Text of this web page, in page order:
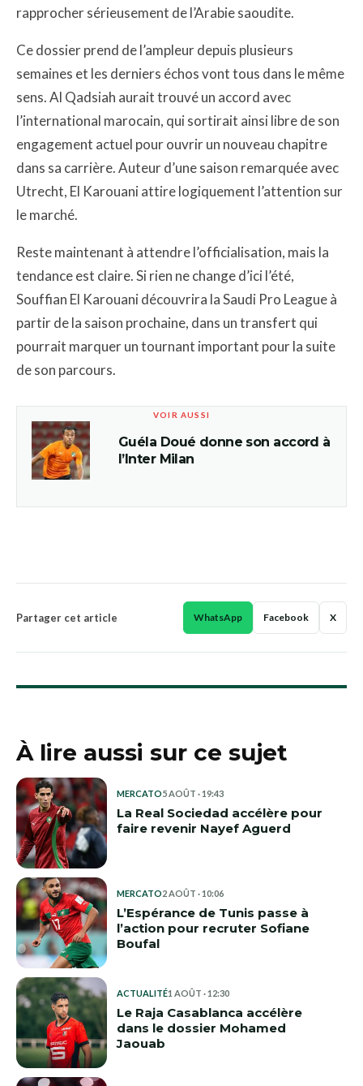
rapprocher sérieusement de l’Arabie saoudite.
Ce dossier prend de l’ampleur depuis plusieurs
semaines et les derniers échos vont tous dans le même
sens. Al Qadsiah aurait trouvé un accord avec
l’international marocain, qui sortirait ainsi libre de son
engagement actuel pour ouvrir un nouveau chapitre
dans sa carrière. Auteur d’une saison remarquée avec
Utrecht, El Karouani attire logiquement l’attention sur
le marché.
Reste maintenant à attendre l’officialisation, mais la
tendance est claire. Si rien ne change d’ici l’été,
Souffian El Karouani découvrira la Saudi Pro League à
partir de la saison prochaine, dans un transfert qui
pourrait marquer un tournant important pour la suite
de son parcours.
VOIR AUSSI
Guéla Doué donne son accord à
l’Inter Milan
Partager cet article WhatsApp Facebook X
À lire aussi sur ce sujet
MERCATO5 AOÛT · 19:43
La Real Sociedad accélère pour
faire revenir Nayef Aguerd
MERCATO2 AOÛT · 10:06
L’Espérance de Tunis passe à
l’action pour recruter Sofiane
Boufal
ACTUALITÉ1 AOÛT · 12:30
Le Raja Casablanca accélère
dans le dossier Mohamed
Jaouab